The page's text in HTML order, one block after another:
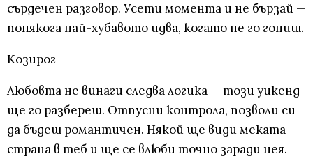
сърдечен разговор. Усети момента и не бързай —
понякога най-хубавото идва, когато не го гониш.
Козирог
Любовта не винаги следва логика — този уикенд
ще го разбереш. Отпусни контролa, позволи си
да бъдеш романтичен. Някой ще види меката
страна в теб и ще се влюби точно заради нея.